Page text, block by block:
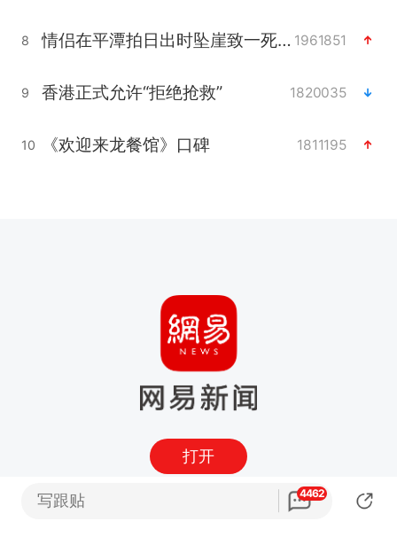
8 情侣在平潭拍日出时坠崖致一死一伤 1961851
9 香港正式允许“拒绝抢救” 1820035
10 《欢迎来龙餐馆》口碑 1811195
打开
写跟贴 4462